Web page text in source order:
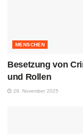
MENSCHEN
Besetzung von
und Rollen
29. November 2025